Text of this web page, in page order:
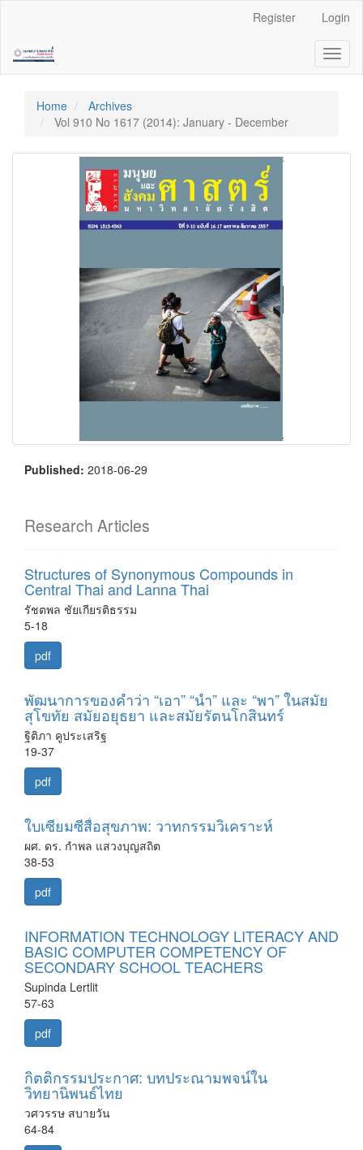
page
content
Navigation
Main
Sidebar
Register Login
Home
Archives
Vol 910 No 1617 (2014): January - December
Published: 2018-06-29
Research Articles
Structures of Synonymous Compounds in
Central Thai and Lanna Thai
รัชตพล ชัยเกียรติธรรม
5-18
pdf
พัฒนาการของคำว่า “เอา” “นำ” และ “พา” ในสมัย
สุโขทัย สมัยอยุธยา และสมัยรัตนโกสินทร์
ฐิติภา คูประเสริฐ
19-37
pdf
ใบเซียมซีสื่อสุขภาพ: วาทกรรมวิเคราะห์
ผศ. ดร. กำพล แสวงบุญสถิต
38-53
pdf
INFORMATION TECHNOLOGY LITERACY AND
BASIC COMPUTER COMPETENCY OF
SECONDARY SCHOOL TEACHERS
Supinda Lertlit
57-63
pdf
กิตติกรรมประกาศ: บทประณามพจน์ใน
วิทยานิพนธ์ไทย
วศวรรษ สบายวัน
64-84